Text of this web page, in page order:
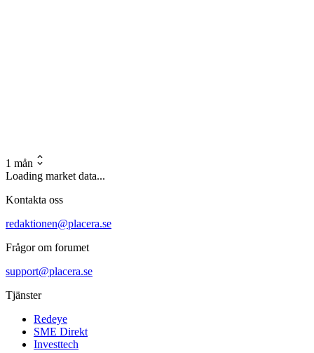
1 mån
Loading market data...
Kontakta oss
redaktionen@placera.se
Frågor om forumet
support@placera.se
Tjänster
Redeye
SME Direkt
Investtech